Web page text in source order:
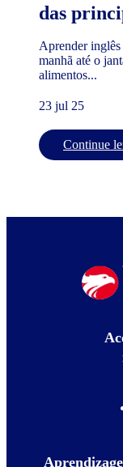
das
Aprender inglês
manhã até o
alimentos...
23 jul 25
Continue